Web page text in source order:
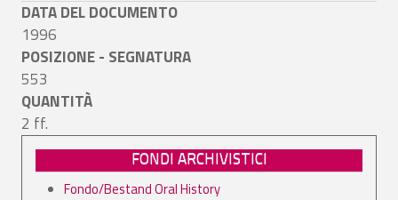
DATA DEL DOCUMENTO
1996
POSIZIONE - SEGNATURA
553
QUANTITÀ
2 ff.
FONDI ARCHIVISTICI
Fondo/Bestand Oral History